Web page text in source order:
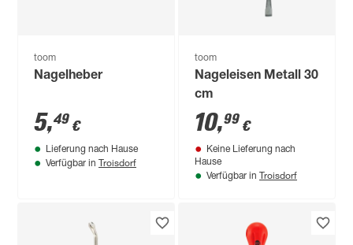
toom
Nagelheber
5,49 €
Lieferung nach Hause
Verfügbar in Troisdorf
toom
Nageleisen Metall 30
cm
10,99 €
Keine Lieferung nach
Hause
Verfügbar in Troisdorf